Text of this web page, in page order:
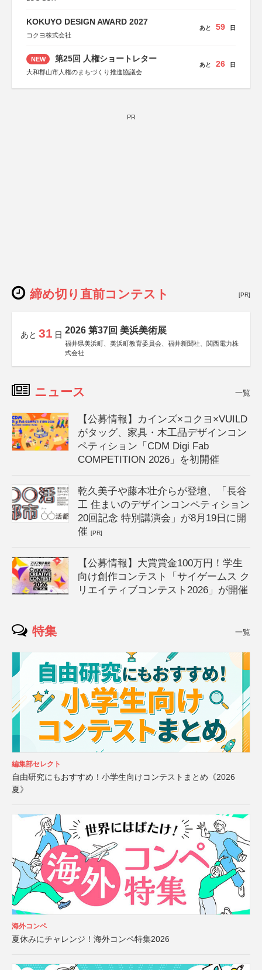
KOKUYO DESIGN AWARD 2027
コクヨ株式会社
あと 59 日
NEW 第25回 人権ショートレター
大和郡山市人権のまちづくり推進協議会
あと 26 日
PR
締め切り直前コンテスト [PR]
あと 31 日 2026 第37回 美浜美術展
福井県美浜町、美浜町教育委員会、福井新聞社、関西電力株
式会社
ニュース 一覧
【公募情報】カインズ×コクヨ×VUILD
がタッグ、家具・木工品デザインコン
ペティション「CDM Digi Fab
COMPETITION 2026」を初開催
乾久美子や藤本壮介らが登壇、「長谷
工 住まいのデザインコンペティション
20回記念 特別講演会」が8月19日に開
催[PR]
【公募情報】大賞賞金100万円！学生
向け創作コンテスト「サイゲームス ク
リエイティブコンテスト2026」が開催
特集 一覧
編集部セレクト
自由研究にもおすすめ！小学生向けコンテストまとめ《2026
夏》
海外コンペ
夏休みにチャレンジ！海外コンペ特集2026